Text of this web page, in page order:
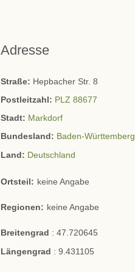
Adresse
Straße: Hepbacher Str. 8
Postleitzahl: PLZ 88677
Stadt: Markdorf
Bundesland: Baden-Württemberg
Land: Deutschland
Ortsteil: keine Angabe
Regionen: keine Angabe
Breitengrad :47.720645
Längengrad :9.431105